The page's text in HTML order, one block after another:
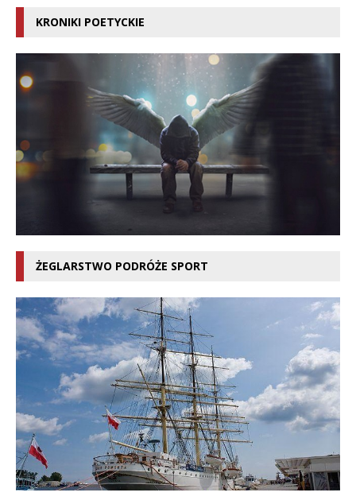
KRONIKI POETYCKIE
ŻEGLARSTWO PODRÓŻE SPORT